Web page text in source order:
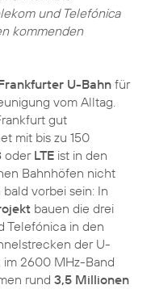
und Telefónica
kommenden
U-Bahn für
vom Alltag.
gut
mit bis zu 150
oder LTE ist in den
Bahnhöfen nicht
vorbei sein: In
bauen die drei
Telefónica in den
der U-
im 2600 MHz-Band
rund 3,5 Millionen